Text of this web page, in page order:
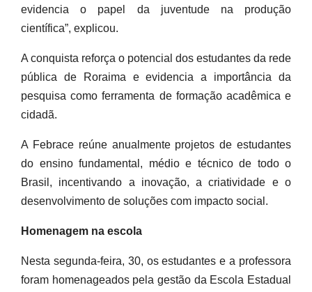
evidencia o papel da juventude na produção
científica”, explicou.
A conquista reforça o potencial dos estudantes da rede
pública de Roraima e evidencia a importância da
pesquisa como ferramenta de formação acadêmica e
cidadã.
A Febrace reúne anualmente projetos de estudantes
do ensino fundamental, médio e técnico de todo o
Brasil, incentivando a inovação, a criatividade e o
desenvolvimento de soluções com impacto social.
Homenagem na escola
Nesta segunda-feira, 30, os estudantes e a professora
foram homenageados pela gestão da Escola Estadual